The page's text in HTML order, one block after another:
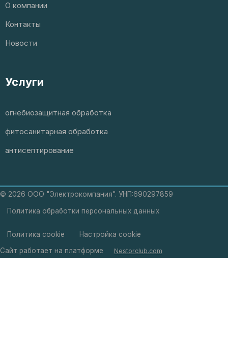
О компании
Контакты
Новости
Услуги
огнебиозащитная обработка
фитосанитарная обработка
антисептирование
© 2026 ООО "Электрокомпания". УНП:690297859
Политика обработки персональных данных
Политика cookie Настройка cookie
Сайт работает на платформе Nestorclub.com